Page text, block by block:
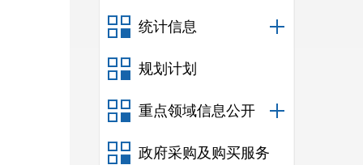
统计信息
规划计划
重点领域信息公开
政府采购及购买服务